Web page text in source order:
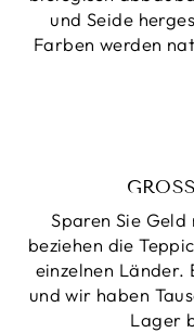
und Seide
Farben werden
Sparen Sie
beziehen die
einzelnen Länder.
und wir haben
Lager